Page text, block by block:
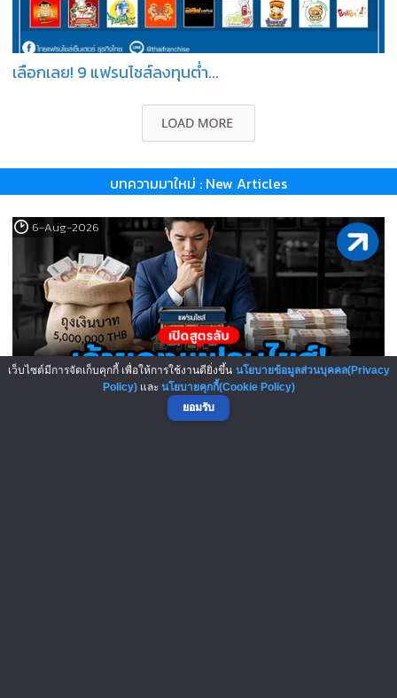
เลือกเลย! 9 แฟรนไชส์ลงทุนต่ำ...
บทความมาใหม่ : New Articles
6-Aug-2026
เปิดสูตรลับเจ้าของแฟรนไชส์! เง..
เว็บไซต์มีการจัดเก็บคุกกี้ เพื่อให้การใช้งานดียิ่งขึ้น นโยบายข้อมูลส่วนบุคคล(Privacy
Policy)และ นโยบายคุกกี้(Cookie Policy)
ยอมรับ